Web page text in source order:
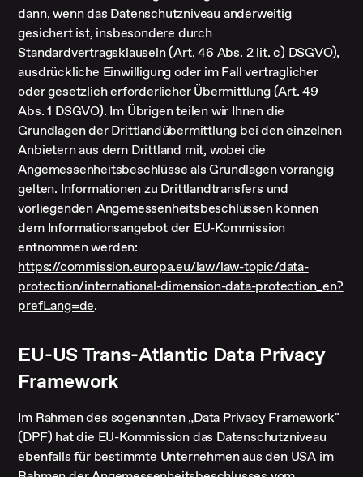
dann, wenn das Datenschutzniveau anderweitig
gesichert ist, insbesondere durch
Standardvertragsklauseln (Art. 46 Abs. 2 lit. c) DSGVO),
ausdrückliche Einwilligung oder im Fall vertraglicher
oder gesetzlich erforderlicher Übermittlung (Art. 49
Abs. 1 DSGVO). Im Übrigen teilen wir Ihnen die
Grundlagen der Drittlandübermittlung bei den einzelnen
Anbietern aus dem Drittland mit, wobei die
Angemessenheitsbeschlüsse als Grundlagen vorrangig
gelten. Informationen zu Drittlandtransfers und
vorliegenden Angemessenheitsbeschlüssen können
dem Informationsangebot der EU-Kommission
entnommen werden:
https://commission.europa.eu/law/law-topic/data-
protection/international-dimension-data-protection_en?
prefLang=de.
EU-US Trans-Atlantic Data Privacy
Framework
Im Rahmen des sogenannten „Data Privacy Framework"
(DPF) hat die EU-Kommission das Datenschutzniveau
ebenfalls für bestimmte Unternehmen aus den USA im